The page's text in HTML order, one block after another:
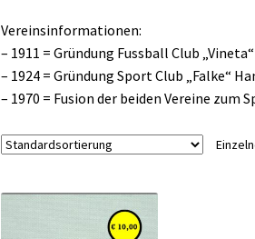
Vereinsinformationen:
– 1911 = Gründung Fussball Club
– 1924 = Gründung Sport Club „Falke“
– 1970 = Fusion der beiden Vereine zum